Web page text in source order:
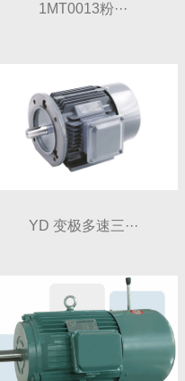
1MT0013粉···
YD 变极多速三···